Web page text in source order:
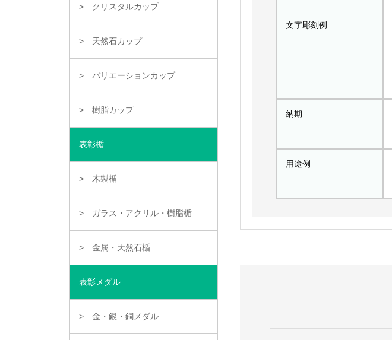
文字彫刻例
納期
用途例
クリスタルカップ
天然石カップ
バリエーションカップ
樹脂カップ
表彰楯
木製楯
ガラス・アクリル・樹脂楯
金属・天然石楯
表彰メダル
金・銀・銅メダル